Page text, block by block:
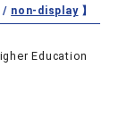
/ non-display】
Education